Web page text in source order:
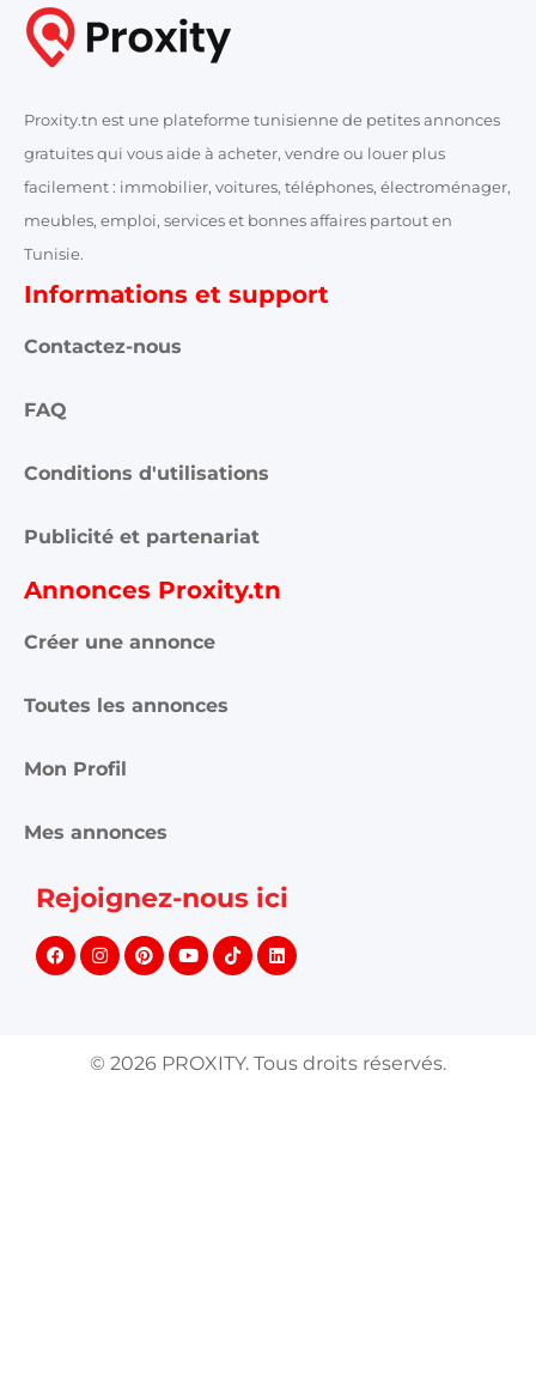
Proxity.tn est une plateforme tunisienne de petites annonces
gratuites qui vous aide à acheter, vendre ou louer plus
facilement : immobilier, voitures, téléphones, électroménager,
meubles, emploi, services et bonnes affaires partout en
Tunisie.
Informations et support
Contactez-nous
FAQ
Conditions d'utilisations
Publicité et partenariat
Annonces Proxity.tn
Créer une annonce
Toutes les annonces
Mon Profil
Mes annonces
Rejoignez-nous ici
© 2026 PROXITY. Tous droits réservés.